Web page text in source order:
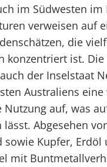
im Südwesten im
verweisen auf
die
konzentriert ist.
der Inselstaat
Australiens
auf, was
Abgesehen
sowie Kupfer, Erdöl
mit